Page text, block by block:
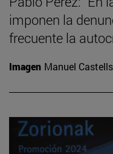
imponen la
frecuente la
Imagen Manuel Castells